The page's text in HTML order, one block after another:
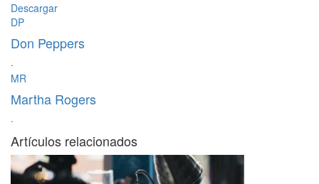
Descargar
DP
Don Peppers
·
MR
Martha Rogers
·
Artículos relacionados